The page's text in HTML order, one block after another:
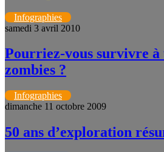
Infographies
samedi 3 avril 2010
Pourriez-vous survivre à
zombies ?
Infographies
dimanche 11 octobre 2009
50 ans d’exploration